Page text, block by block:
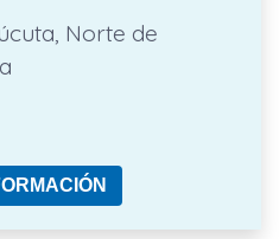
Norte de